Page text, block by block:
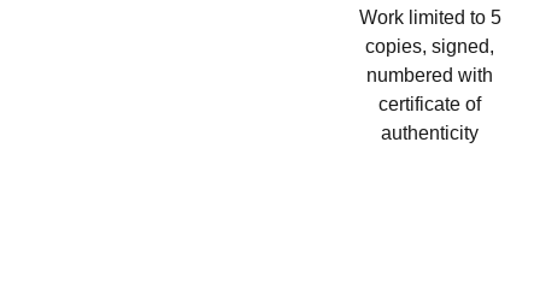
Work limited to 5
copies, signed,
numbered with
certificate of
authenticity